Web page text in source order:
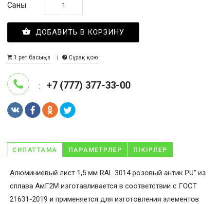
Саны
ДОБАВИТЬ В КОРЗИНУ
1 рет басыңыз Сұрақ қою
: +7 (777) 377-33-00
СИПАТТАМА ПАРАМЕТРЛЕР ПІКІРЛЕР
Алюминиевый лист 1,5 мм RAL 3014 розовый антик PU" из
сплава АмГ2М изготавливается в соответствии с ГОСТ
21631-2019 и применяется для изготовления элементов